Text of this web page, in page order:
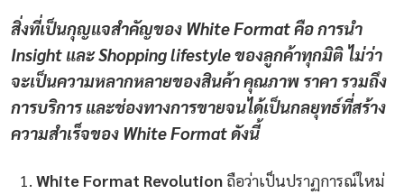
สิ่งที่เป็นกุญแจสำคัญของ White Format คือ การนำ
Insight และ Shopping lifestyle ของลูกค้าทุกมิติ ไม่ว่า
จะเป็นความหลากหลายของสินค้า คุณภาพ ราคา รวมถึง
การบริการ และช่องทางการขายจนได้เป็นกลยุทธ์ที่สร้าง
ความสำเร็จของ White Format ดังนี้
White Format Revolution ถือว่าเป็นปราฏการณ์ใหม่